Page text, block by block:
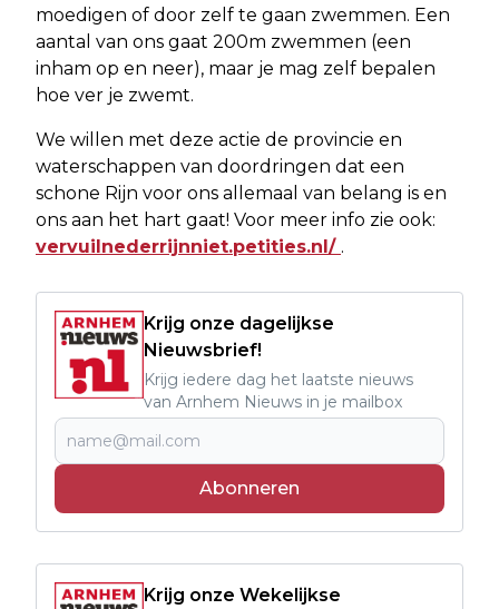
moedigen of door zelf te gaan zwemmen. Een
aantal van ons gaat 200m zwemmen (een
inham op en neer), maar je mag zelf bepalen
hoe ver je zwemt.
We willen met deze actie de provincie en
waterschappen van doordringen dat een
schone Rijn voor ons allemaal van belang is en
ons aan het hart gaat! Voor meer info zie ook:
vervuilnederrijnniet.petities.nl/ .
Krijg onze dagelijkse
Nieuwsbrief!
Krijg iedere dag het laatste nieuws
van Arnhem Nieuws in je mailbox
Abonneren
Krijg onze Wekelijkse